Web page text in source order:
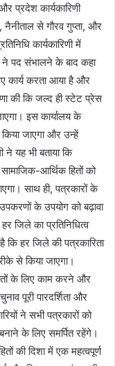
प्रदेश कार्यकारिणी
नैनीताल से गौरव गुप्ता, और
कार्यकारिणी में
ने पद संभालने के बाद कहा
कार्य करता आया है और
की कि जल्द ही स्टेट प्रेस
इस कार्यालय के
जाएगा और उन्हें
यह भी बताया कि
आर्थिक हितों को
साथ ही, पत्रकारों के
के उपयोग को बढ़ावा
जिले का प्रतिनिधित्व
कि हर जिले की पत्रकारिता
से किया जाएगा।
के लिए काम करने और
पूरी पारदर्शिता और
ने सभी पत्रकारों को
के लिए समर्पित रहेंगे।
की दिशा में एक महत्वपूर्ण